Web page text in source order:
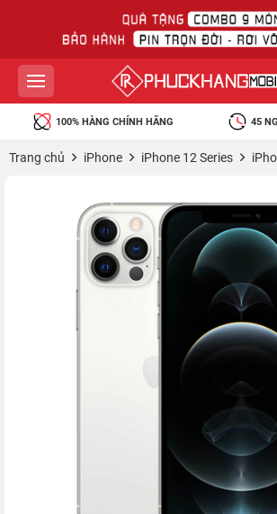
100% HÀNG CHÍNH HÃNG 45
Trang chủ iPhone iPhone 12 Series